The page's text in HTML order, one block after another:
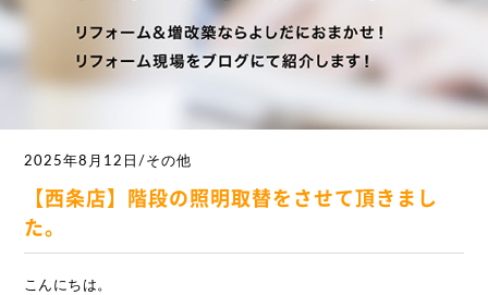
2025年8月12日/その他
【西条店】階段の照明取替をさせて頂きまし
た。
こんにちは。